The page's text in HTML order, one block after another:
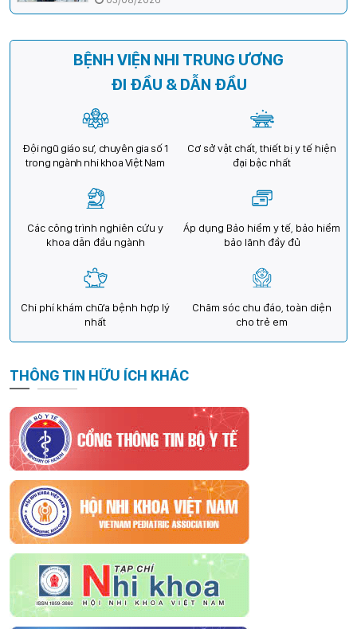
cho trẻ em Việt Nam
BỆNH VIỆN NHI TRUNG ƯƠNG
ĐI ĐẦU & DẪN ĐẦU
Đội ngũ giáo sư, chuyên gia số 1
trong ngành nhi khoa Việt Nam
Cơ sở vật chất, thiết bị y tế hiện
đại bậc nhất
Các công trình nghiên cứu y
khoa dẫn đầu ngành
Áp dụng Bảo hiểm y tế, bảo hiểm
bảo lãnh đầy đủ
Chi phí khám chữa bệnh hợp lý
nhất
Chăm sóc chu đáo, toàn diện
cho trẻ em
THÔNG TIN HỮU ÍCH KHÁC